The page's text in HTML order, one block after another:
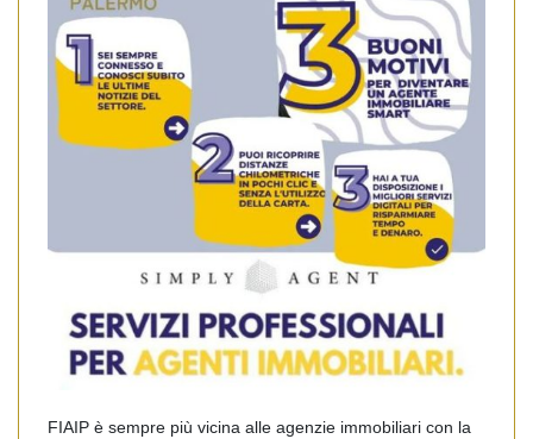
FIAIP è sempre più vicina alle agenzie immobiliari con la